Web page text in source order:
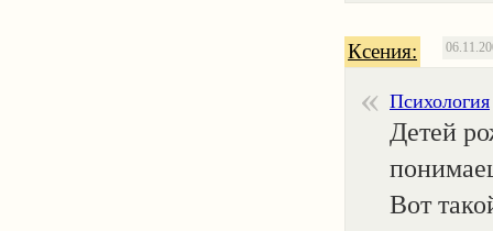
Ксения:
Психология
Детей
Вот